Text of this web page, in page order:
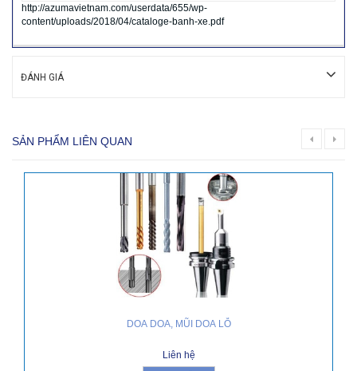
http://azumavietnam.com/userdata/655/wp-
content/uploads/2018/04/cataloge-banh-xe.pdf
ĐÁNH GIÁ
SẢN PHẨM LIÊN QUAN
DOA DOA, MŨI DOA LỖ
Liên hệ